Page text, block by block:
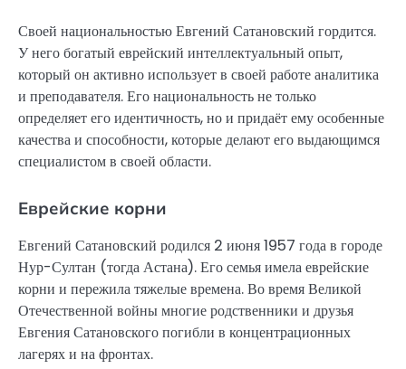
Своей национальностью Евгений Сатановский гордится.
У него богатый еврейский интеллектуальный опыт,
который он активно использует в своей работе аналитика
и преподавателя. Его национальность не только
определяет его идентичность, но и придаёт ему особенные
качества и способности, которые делают его выдающимся
специалистом в своей области.
Еврейские корни
Евгений Сатановский родился 2 июня 1957 года в городе
Нур-Султан (тогда Астана). Его семья имела еврейские
корни и пережила тяжелые времена. Во время Великой
Отечественной войны многие родственники и друзья
Евгения Сатановского погибли в концентрационных
лагерях и на фронтах.